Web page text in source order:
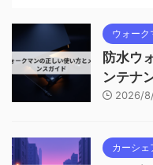
ウォーク
防水ウ
ンテナ
2026/
カーシェ